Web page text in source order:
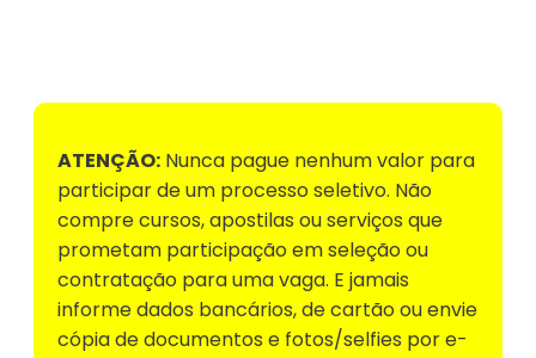
ATENÇÃO: Nunca pague nenhum valor para
participar de um processo seletivo. Não
compre cursos, apostilas ou serviços que
prometam participação em seleção ou
contratação para uma vaga. E jamais
informe dados bancários, de cartão ou envie
cópia de documentos e fotos/selfies por e-